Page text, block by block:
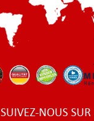
SUIVEZ-NOUS SUR